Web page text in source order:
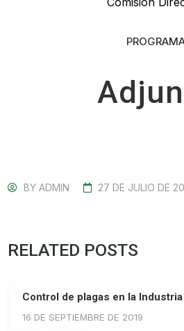
BYADMIN 27 DE JULIO DE
RELATED POSTS
Control de plagas en la
16 DE SEPTIEMBRE DE 2019